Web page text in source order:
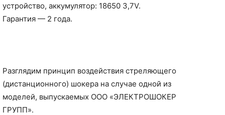
устройство, аккумулятор: 18650 3,7V.
Гарантия — 2 года.
Разглядим принцип воздействия стреляющего
(дистанционного) шокера на случае одной из
моделей, выпускаемых ООО «ЭЛЕКТРОШОКЕР
ГРУПП».